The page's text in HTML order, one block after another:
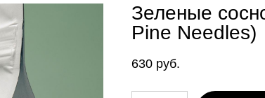
Зеленые
Pine Needles)
630 pуб.